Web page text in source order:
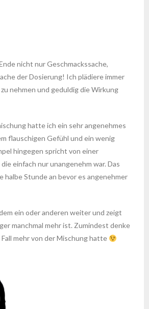
nicht nur Geschmackssache,
der Dosierung! Ich plädiere immer
nehmen und geduldig die Wirkung
hatte ich ein sehr angenehmes
flauschigen Gefühl und ein wenig
hingegen spricht von einer
einfach nur unangenehm war. Das
halbe Stunde an bevor es angenehmer
ein oder anderen weiter und zeigt
manchmal mehr ist. Zumindest denke
mehr von der Mischung hatte